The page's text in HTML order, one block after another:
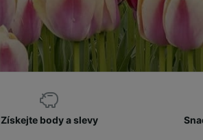
Získejte body a slevy